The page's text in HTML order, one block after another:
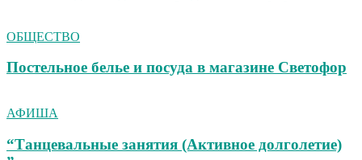
ОБЩЕСТВО
Постельное белье и посуда в магазине Светофор
АФИША
“Танцевальные занятия (Активное долголетие)